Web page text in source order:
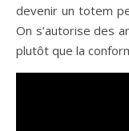
devenir un totem
On s’autorise des
plutôt que la